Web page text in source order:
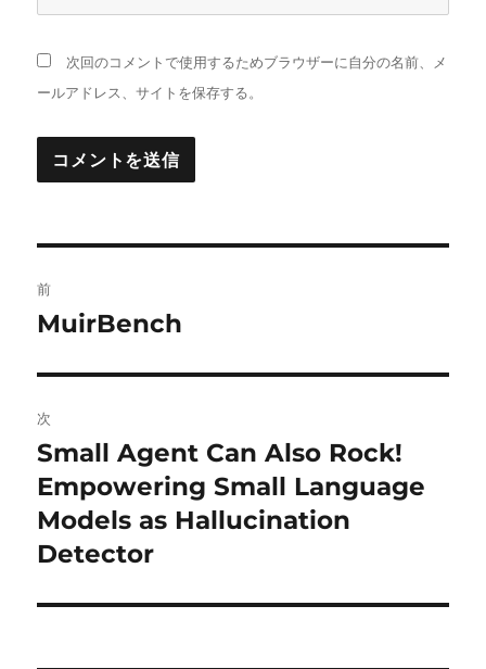
次回のコメントで使用するためブラウザーに自分の名前、メ
ールアドレス、サイトを保存する。
稿
ビ
ゲ
ー
シ
前
前
投
稿:
MuirBench
次
次
の
投
稿:
Small Agent Can Also Rock!
Empowering Small Language
Models as Hallucination
Detector